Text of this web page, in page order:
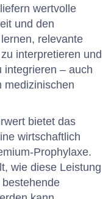
wertvolle
und den
relevante
interpretieren und
integrieren – auch
medizinischen
bietet das
wirtschaftlich
Prophylaxe.
wie diese Leistung